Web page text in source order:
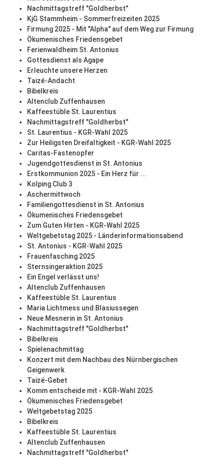
Nachmittagstreff "Goldherbst"
KjG Stammheim - Sommerfreizeiten 2025
Firmung 2025 - Mit "Alpha" auf dem Weg zur Firmung
Ökumenisches Friedensgebet
Ferienwaldheim St. Antonius
Gottesdienst als Agape
Erleuchte unsere Herzen
Taizé-Andacht
Bibelkreis
Altenclub Zuffenhausen
Kaffeestüble St. Laurentius
Nachmittagstreff "Goldherbst"
St. Laurentius - KGR-Wahl 2025
Zur Heiligsten Dreifaltigkeit - KGR-Wahl 2025
Caritas-Fastenopfer
Jugendgottesdienst in St. Antonius
Erstkommunion 2025 - Ein Herz für ...
Kolping Club 3
Aschermittwoch
Familiengottesdienst in St. Antonius
Ökumenisches Friedensgebet
Zum Guten Hirten - KGR-Wahl 2025
Weltgebetstag 2025 - Länderinformationsabend
St. Antonius - KGR-Wahl 2025
Frauenfasching 2025
Sternsingeraktion 2025
Ein Engel verlässt uns!
Altenclub Zuffenhausen
Kaffeestüble St. Laurentius
Maria Lichtmess und Blasiussegen
Neue Mesnerin in St. Antonius
Nachmittagstreff "Goldherbst"
Bibelkreis
Spielenachmittag
Konzert mit dem Nachbau des Nürnbergischen
Geigenwerk
Taizé-Gebet
Komm entscheide mit - KGR-Wahl 2025
Ökumenisches Friedensgebet
Weltgebetstag 2025
Bibelkreis
Kaffeestüble St. Laurentius
Altenclub Zuffenhausen
Nachmittagstreff "Goldherbst"